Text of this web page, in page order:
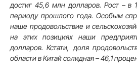
достиг 45,6 млн долларов. Рост – в
периоду прошлого года. Особым
наше продовольствие и
на этих позициях наши
долларов. Кстати, доля
области в Китай солидная – 46,1